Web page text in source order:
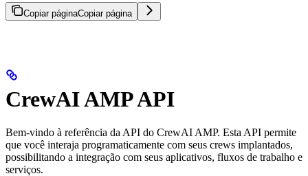
Copiar páginaCopiar página
CrewAI AMP API
Bem-vindo à referência da API do CrewAI AMP. Esta API permite
que você interaja programaticamente com seus crews implantados,
possibilitando a integração com seus aplicativos, fluxos de trabalho e
serviços.